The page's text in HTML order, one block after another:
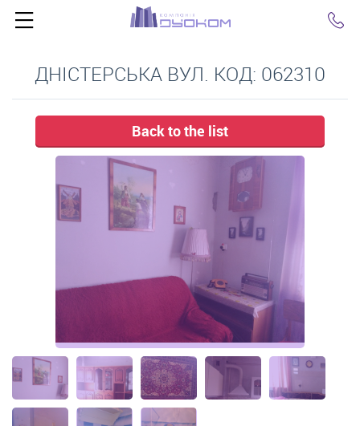
ДНІСТЕРСЬКА ВУЛ. КОД: 062310
Back to the list